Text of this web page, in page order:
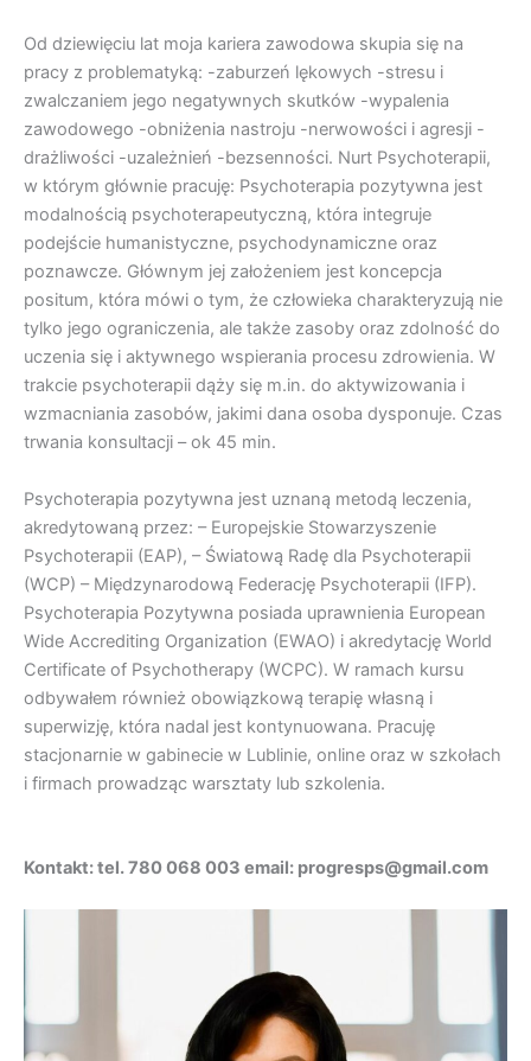
Od dziewięciu lat moja kariera zawodowa skupia się na
pracy z problematyką: -zaburzeń lękowych -stresu i
zwalczaniem jego negatywnych skutków -wypalenia
zawodowego -obniżenia nastroju -nerwowości i agresji -
drażliwości -uzależnień -bezsenności. Nurt Psychoterapii,
w którym głównie pracuję: Psychoterapia pozytywna jest
modalnością psychoterapeutyczną, która integruje
podejście humanistyczne, psychodynamiczne oraz
poznawcze. Głównym jej założeniem jest koncepcja
positum, która mówi o tym, że człowieka charakteryzują nie
tylko jego ograniczenia, ale także zasoby oraz zdolność do
uczenia się i aktywnego wspierania procesu zdrowienia. W
trakcie psychoterapii dąży się m.in. do aktywizowania i
wzmacniania zasobów, jakimi dana osoba dysponuje. Czas
trwania konsultacji – ok 45 min.
Psychoterapia pozytywna jest uznaną metodą leczenia,
akredytowaną przez: – Europejskie Stowarzyszenie
Psychoterapii (EAP), – Światową Radę dla Psychoterapii
(WCP) – Międzynarodową Federację Psychoterapii (IFP).
Psychoterapia Pozytywna posiada uprawnienia European
Wide Accrediting Organization (EWAO) i akredytację World
Certificate of Psychotherapy (WCPC). W ramach kursu
odbywałem również obowiązkową terapię własną i
superwizję, która nadal jest kontynuowana. Pracuję
stacjonarnie w gabinecie w Lublinie, online oraz w szkołach
i firmach prowadząc warsztaty lub szkolenia.
Kontakt: tel. 780 068 003 email: progresps@gmail.com